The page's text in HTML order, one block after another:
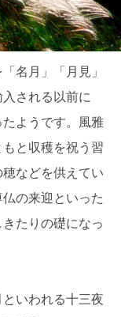
名月」「月見」
される以前に
ようです。風雅
と収穫を祝う習
などを供えてい
の来迎といった
たりの礎になっ
いわれる十三夜